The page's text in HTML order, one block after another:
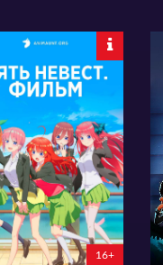
11800
42 34
16+